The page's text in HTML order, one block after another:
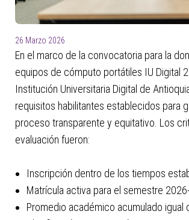
26 Marzo 2026
En el marco de la convocatoria para la
equipos de cómputo portátiles IU Digital
Institución Universitaria Digital de
requisitos habilitantes establecidos para
proceso transparente y equitativo. Los
evaluación fueron:
Inscripción dentro de los tiempos
Matrícula activa para el semestre
Promedio académico acumulado igual